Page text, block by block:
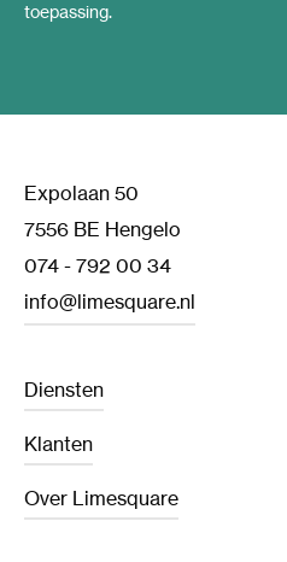
toepassing.
Expolaan 50
7556 BE Hengelo
074 - 792 00 34
info@limesquare.nl
Diensten
Klanten
Over Limesquare